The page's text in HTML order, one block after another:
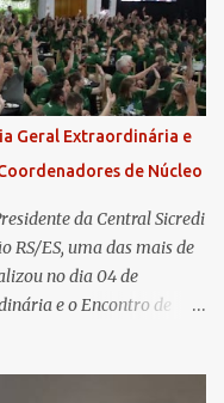
Geral Extraordinária e
de Núcleo
da Central Sicredi
RS/ES, uma das mais de
no dia 04 de
e o Encontro de
em Santa Rosa/RS com